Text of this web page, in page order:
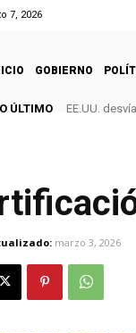
7, 2026
GOBIERNO
ÚLTIMO EE.UU.
marzo 3, 2026